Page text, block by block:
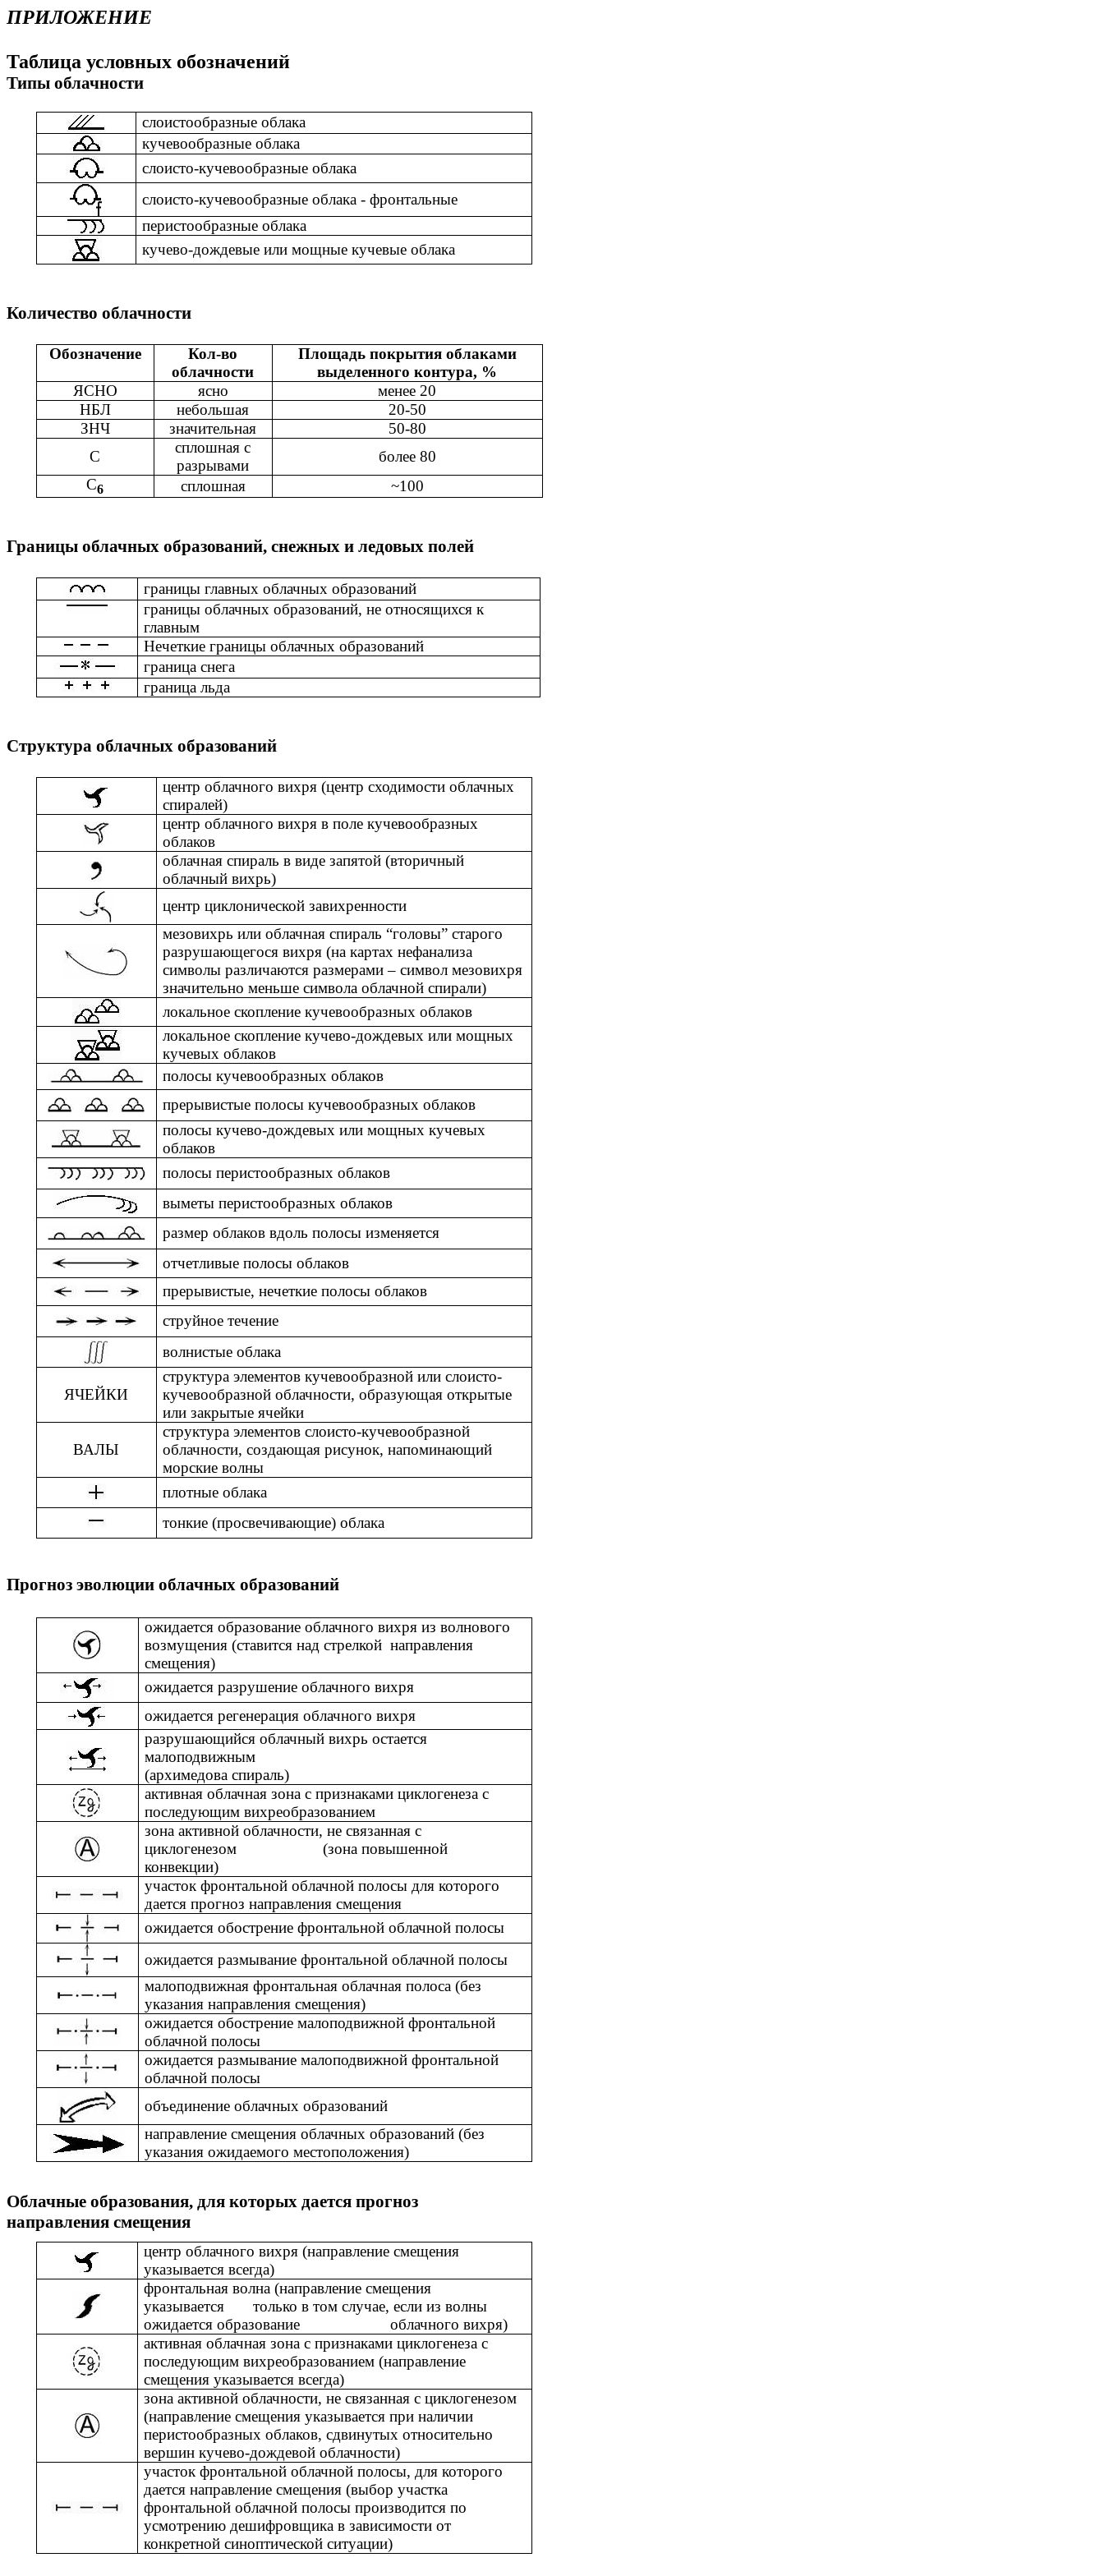
ПРИЛОЖЕНИЕ
Таблица условных обозначений
Типы облачности
слоистообразные облака
кучевообразные облака
слоисто-кучевообразные облака
слоисто-кучевообразные облака - фронтальные
перистообразные облака
кучево-дождевые или мощные кучевые облака
Количество облачности
Обозначение
Кол-во
облачности
Площадь покрытия облаками
выделенного контура, %
ЯСНО
ясно
менее 20
НБЛ
небольшая
20-50
ЗНЧ
значительная
50-80
С
сплошная с
разрывами
более 80
С6 сплошная ~100
Границы облачных образований, снежных и ледовых полей
границы главных облачных образований
границы облачных образований, не относящихся к
главным
Нечеткие границы облачных образований
граница снега
граница льда
Структура облачных образований
центр облачного вихря (центр сходимости облачных
спиралей)
центр облачного вихря в поле кучевообразных
облаков
облачная спираль в виде запятой (вторичный
облачный вихрь)
центр циклонической завихренности
мезовихрь или облачная спираль “головы” старого
разрушающегося вихря (на картах нефанализа
символы различаются размерами – символ мезовихря
значительно меньше символа облачной спирали)
локальное скопление кучевообразных облаков
локальное скопление кучево-дождевых или мощных
кучевых облаков
полосы кучевообразных облаков
прерывистые полосы кучевообразных облаков
полосы кучево-дождевых или мощных кучевых
облаков
полосы перистообразных облаков
выметы перистообразных облаков
размер облаков вдоль полосы изменяется
отчетливые полосы облаков
прерывистые, нечеткие полосы облаков
струйное течение
волнистые облака
ЯЧЕЙКИ
структура элементов кучевообразной или слоисто-
кучевообразной облачности, образующая открытые
или закрытые ячейки
ВАЛЫ
структура элементов слоисто-кучевообразной
облачности, создающая рисунок, напоминающий
морские волны
плотные облака
тонкие (просвечивающие) облака
Прогноз эволюции облачных образований
ожидается образование облачного вихря из волнового
возмущения (ставится над стрелкой направления
смещения)
ожидается разрушение облачного вихря
ожидается регенерация облачного вихря
разрушающийся облачный вихрь остается
малоподвижным
(архимедова спираль)
активная облачная зона с признаками циклогенеза с
последующим вихреобразованием
зона активной облачности, не связанная с
циклогенезом
(зона повышенной
конвекции)
участок фронтальной облачной полосы для которого
дается прогноз направления смещения
ожидается обострение фронтальной облачной полосы
ожидается размывание фронтальной облачной полосы
малоподвижная фронтальная облачная полоса (без
указания направления смещения)
ожидается обострение малоподвижной фронтальной
облачной полосы
ожидается размывание малоподвижной фронтальной
облачной полосы
объединение облачных образований
направление смещения облачных образований (без
указания ожидаемого местоположения)
Облачные образования, для которых дается прогноз
направления смещения
центр облачного вихря (направление смещения
указывается всегда)
фронтальная волна (направление смещения
указывается
только в том случае, если из волны
ожидается образование
облачного вихря)
активная облачная зона с признаками циклогенеза с
последующим вихреобразованием (направление
смещения указывается всегда)
зона активной облачности, не связанная с циклогенезом
(направление смещения указывается при наличии
перистообразных облаков, сдвинутых относительно
вершин кучево-дождевой облачности)
участок фронтальной облачной полосы, для которого
дается направление смещения (выбор участка
фронтальной облачной полосы производится по
усмотрению дешифровщика в зависимости от
конкретной синоптической ситуации)